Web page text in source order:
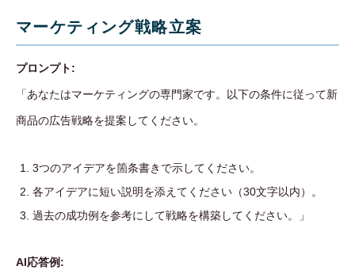
マーケティング戦略立案
プロンプト:
「あなたはマーケティングの専門家です。以下の条件に従って新
商品の広告戦略を提案してください。
3つのアイデアを箇条書きで示してください。
各アイデアに短い説明を添えてください（30文字以内）。
過去の成功例を参考にして戦略を構築してください。」
AI応答例: